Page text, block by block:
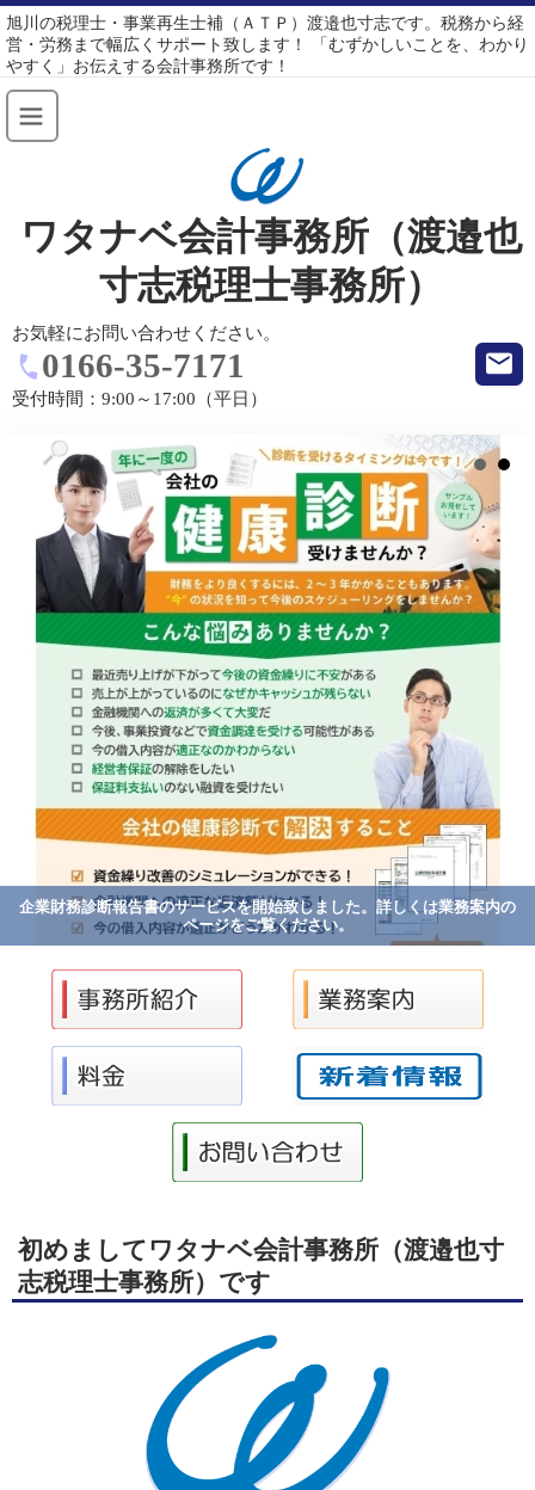
旭川の税理士・事業再生士補（ＡＴＰ）渡邉也寸志です。税務から経
営・労務まで幅広くサポート致します！ 「むずかしいことを、わかり
やすく」お伝えする会計事務所です！
ワタナベ会計事務所（渡邉也
寸志税理士事務所）
お気軽にお問い合わせください。
0166-35-7171
受付時間： 9:00～17:00（平日）
企業財務診断報告書のサービスを開始致しました。詳しくは業務案内の
ページをご覧ください。
初めましてワタナベ会計事務所（渡邉也寸
志税理士事務所）です